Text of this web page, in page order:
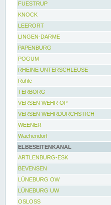
FUESTRUP
KNOCK
LEERORT
LINGEN-DARME
PAPENBURG
POGUM
RHEINE UNTERSCHLEUSE
Rühle
TERBORG
VERSEN WEHR OP
VERSEN WEHRDURCHSTICH
WEENER
Wachendorf
ELBESEITENKANAL
ARTLENBURG-ESK
BEVENSEN
LÜNEBURG OW
LÜNEBURG UW
OSLOSS